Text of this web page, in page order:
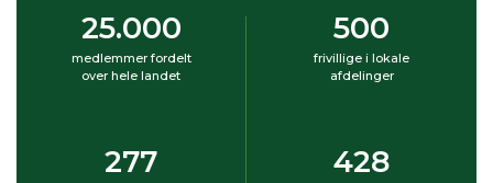
25.000
medlemmer fordelt
over hele landet
500
frivillige i lokale
afdelinger
277 428